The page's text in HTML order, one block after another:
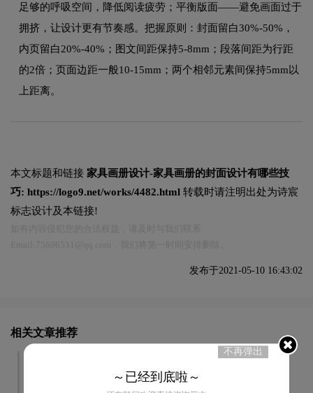
足够的呼吸空间，降低阅读疲劳；平衡版面——避免画面过于
拥挤，让设计更有节奏感。把握原则：封面留白30%-50%，
内页留白20%-40%；图文间距保持5-8mm；段落间距为行距
的2倍；页面边距一般10-15mm；两个相邻元素间保持5mm以
上距离。
本文标题和链接 家具画册设计-家具画册的封面设计有哪些技
巧: https://logo9.net/works/4482.html 转载时请注明出处为诗宸
标志设计及本链接!
发布于2021-05-10 16:43:02
相关文章推荐
不再弹出
～已经到底啦～